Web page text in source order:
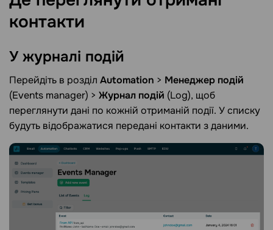
контакти
У журналі подій
Перейдіть в розділ Automation > Менеджер подій
(Events manager) > Журнал подій (Log), щоб
переглянути дані по кожній отриманій події. У списку
будуть відображатися передані контакти з даними.